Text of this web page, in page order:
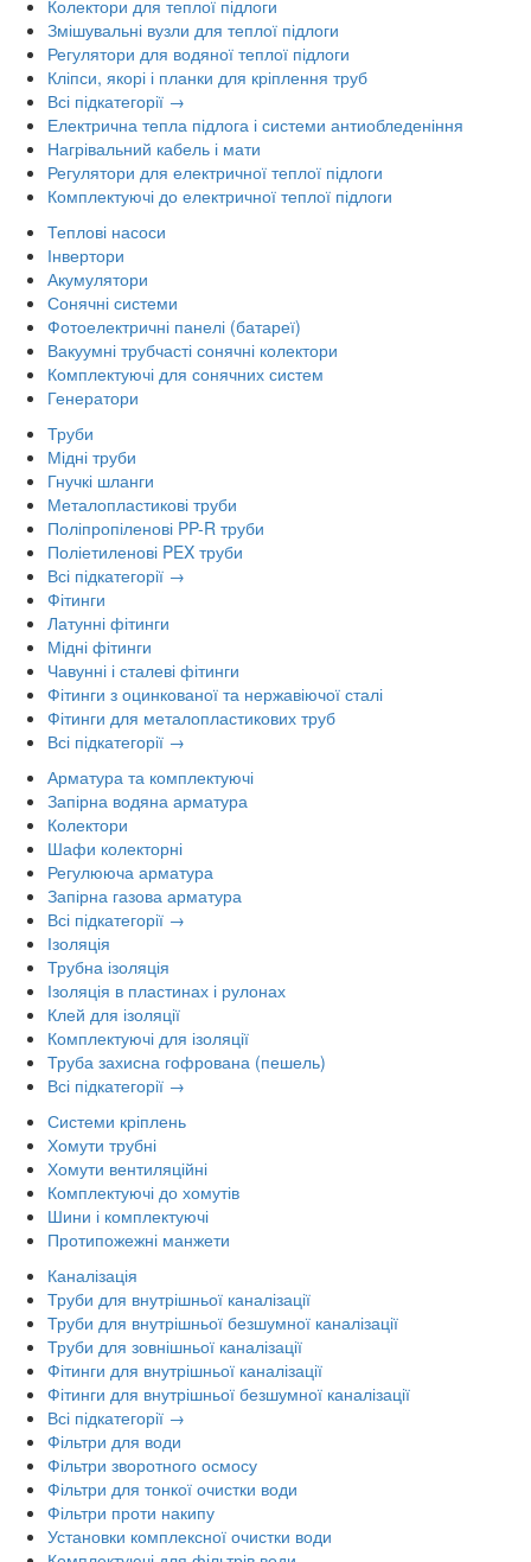
Колектори для теплої підлоги
Змішувальні вузли для теплої підлоги
Регулятори для водяної теплої підлоги
Кліпси, якорі і планки для кріплення труб
Всі підкатегорії →
Електрична тепла підлога і системи антиобледеніння
Нагрівальний кабель і мати
Регулятори для електричної теплої підлоги
Комплектуючі до електричної теплої підлоги
Теплові насоси
Інвертори
Акумулятори
Сонячні системи
Фотоелектричні панелі (батареї)
Вакуумні трубчасті сонячні колектори
Комплектуючі для сонячних систем
Генератори
Труби
Мідні труби
Гнучкі шланги
Металопластикові труби
Поліпропіленові PP-R труби
Поліетиленові PEX труби
Всі підкатегорії →
Фітинги
Латунні фітинги
Мідні фітинги
Чавунні і сталеві фітинги
Фітинги з оцинкованої та нержавіючої сталі
Фітинги для металопластикових труб
Всі підкатегорії →
Арматура та комплектуючі
Запірна водяна арматура
Колектори
Шафи колекторні
Регулююча арматура
Запірна газова арматура
Всі підкатегорії →
Ізоляція
Трубна ізоляція
Ізоляція в пластинах і рулонах
Клей для ізоляції
Комплектуючі для ізоляції
Труба захисна гофрована (пешель)
Всі підкатегорії →
Системи кріплень
Хомути трубні
Хомути вентиляційні
Комплектуючі до хомутів
Шини і комплектуючі
Протипожежні манжети
Каналізація
Труби для внутрішньої каналізації
Труби для внутрішньої безшумної каналізації
Труби для зовнішньої каналізації
Фітинги для внутрішньої каналізації
Фітинги для внутрішньої безшумної каналізації
Всі підкатегорії →
Фільтри для води
Фільтри зворотного осмосу
Фільтри для тонкої очистки води
Фільтри проти накипу
Установки комплексної очистки води